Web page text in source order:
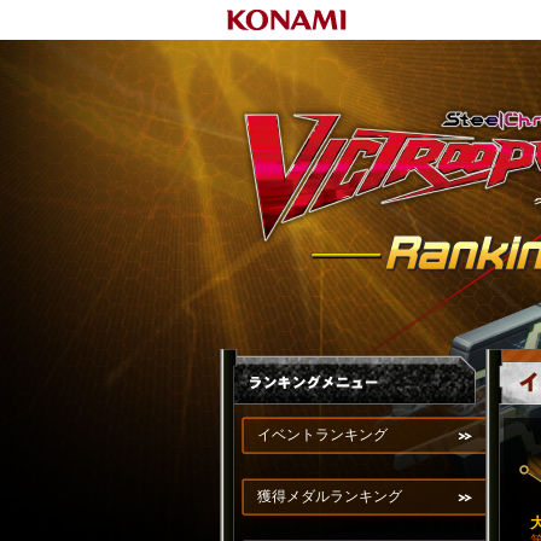
イベントランキング
獲得メダルランキング